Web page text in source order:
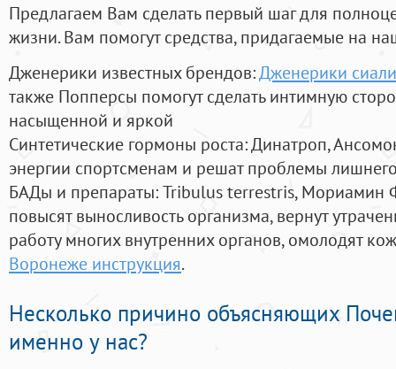
Предлагаем Вам сделать первый шаг для
жизни. Вам помогут средства, придагаемые на
Дженерики известных брендов:Дженерики
также Попперсы помогут сделать интимную
насыщенной и яркой
Синтетические гормоны роста: Динатроп,
энергии спортсменам и решат проблемы
БАДы и препараты:Tribulus terrestris, Мориамин
повысят выносливость организма, вернут
работу многих внутренних органов, омолодят
Воронеже инструкция.
Несколько причино объясняющих
именно у нас?